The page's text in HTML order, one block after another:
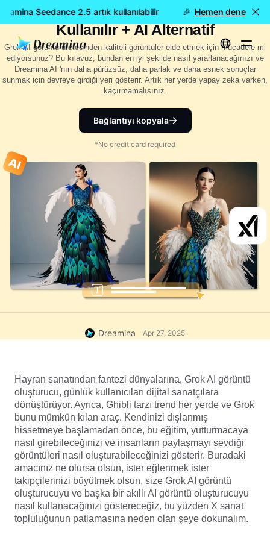
Seedance 2.5 artık kullanılabilir 🎉 Yeni model
Hemen dene
Grok AI Görüntü Oluşturucu: Nasıl
Kullanılır + AI Alternatif
Grok AI görüntü üretecinden kaliteli görüntüler elde etmek için mücadele mi
ediyorsunuz? Bu kılavuz, bundan en iyi şekilde nasıl yararlanacağınızı ve
Dreamina AI 'nın daha pürüzsüz, daha parlak ve daha esnek sonuçlar
sunmak için devreye girdiği yeri gösterir. Artık her yerde yapay zeka varken,
kaçırmamalısınız.
Bağlantıyı kopyala
*No credit card required
Dreamina Apr 27, 2025
Hayran sanatından fantezi dünyalarına, Grok AI görüntü
oluşturucu, günlük kullanıcıları dijital sanatçılara
dönüştürüyor. Ayrıca, Ghibli tarzı trend her yerde ve Grok
bunu mümkün kılan araç. Kendinizi dışlanmış
hissetmeye başlamadan önce, bu eğitim, yutturmacaya
nasıl girebileceğinizi ve insanların paylaşmayı sevdiği
görüntüleri nasıl oluşturabileceğinizi gösterir. Buradaki
amacınız ne olursa olsun, ister eğlenmek ister
takipçilerinizi büyütmek olsun, size Grok AI görüntü
oluşturucuyu ve başka bir akıllı AI görüntü oluşturucuyu
nasıl kullanacağınızı göstereceğiz, bu yüzden X sanat
topluluğunun patlamasına neden olan şeye dokunalım.